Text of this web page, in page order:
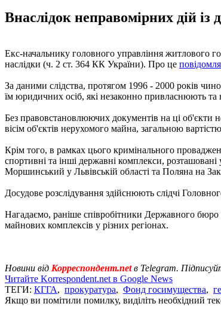
Внаслідок неправомірних дій із
Екс-начальнику головного управління житлового
наслідки (ч. 2 ст. 364 КК України). Про це
За даними слідства, протягом 1996 - 2000 років
їм юридичних осіб, які незаконно привласнюють та
Без правовстановлюючих документів на ці об'єкти
вісім об'єктів нерухомого майна, загальною
Крім того, в рамках цього кримінального
спортивні та інші державні комплекси,
Моршинський у Львівській області та Поляна на
Досудове розслідування здійснюють слідчі
Нагадаємо, раніше співробітники Державного бюро
майнових комплексів у різних регіонах.
Новини від Корреспондент.netв Telegram.
Читайте Korrespondent.net в Google News
ТЕГИ: КГГА, прокуратура, Фонд госимущества,
Якщо ви помітили помилку, виділіть необхідний